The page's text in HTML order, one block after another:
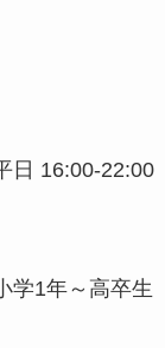
日 16:00-
学1年～高卒生